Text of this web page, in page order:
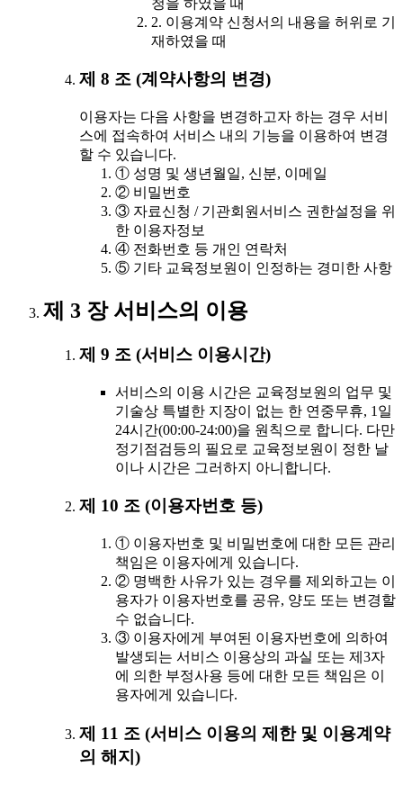
2. 이용계약 신청서의 내용을 허위로 기
재하였을 때
제 8 조 (계약사항의 변경)
이용자는 다음 사항을 변경하고자 하는 경우 서비
스에 접속하여 서비스 내의 기능을 이용하여 변경
할 수 있습니다.
① 성명 및 생년월일, 신분, 이메일
② 비밀번호
③ 자료신청 / 기관회원서비스 권한설정을 위
한 이용자정보
④ 전화번호 등 개인 연락처
⑤ 기타 교육정보원이 인정하는 경미한 사항
제 3 장 서비스의 이용
제 9 조 (서비스 이용시간)
서비스의 이용 시간은 교육정보원의 업무 및
기술상 특별한 지장이 없는 한 연중무휴, 1일
24시간(00:00-24:00)을 원칙으로 합니다. 다만
정기점검등의 필요로 교육정보원이 정한 날
이나 시간은 그러하지 아니합니다.
제 10 조 (이용자번호 등)
① 이용자번호 및 비밀번호에 대한 모든 관리
책임은 이용자에게 있습니다.
② 명백한 사유가 있는 경우를 제외하고는 이
용자가 이용자번호를 공유, 양도 또는 변경할
수 없습니다.
③ 이용자에게 부여된 이용자번호에 의하여
발생되는 서비스 이용상의 과실 또는 제3자
에 의한 부정사용 등에 대한 모든 책임은 이
용자에게 있습니다.
제 11 조 (서비스 이용의 제한 및 이용계약
의 해지)